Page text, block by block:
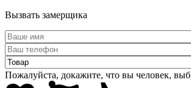
Вызвать замерщика
Пожалуйста, докажите, что вы человек,